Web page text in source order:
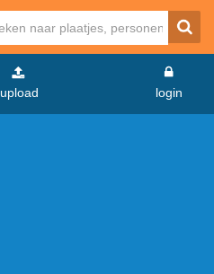
upload login